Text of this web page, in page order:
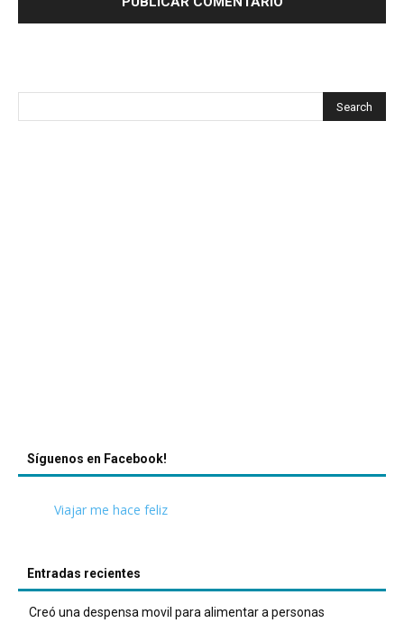
Síguenos en Facebook!
Viajar me hace feliz
Entradas recientes
Creó una despensa movil para alimentar a personas